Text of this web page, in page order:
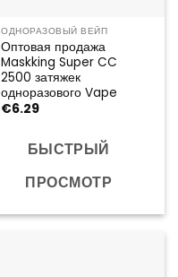
ОДНОРАЗОВЫЙ ВЕЙП
Оптовая продажа
Maskking Super CC
2500 затяжек
одноразового Vape
€6.29
БЫСТРЫЙ
ПРОСМОТР